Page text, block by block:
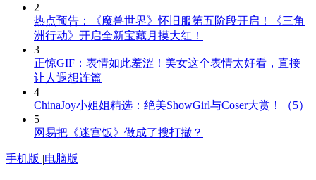
2
热点预告：《魔兽世界》怀旧服第五阶段开启！《三角
洲行动》开启全新宝藏月摸大红！
3
正惊GIF：表情如此羞涩！美女这个表情太好看，直接
让人遐想连篇
4
ChinaJoy小姐姐精选：绝美ShowGirl与Coser大赏！（5）
5
网易把《迷宫饭》做成了搜打撤？
手机版 |电脑版